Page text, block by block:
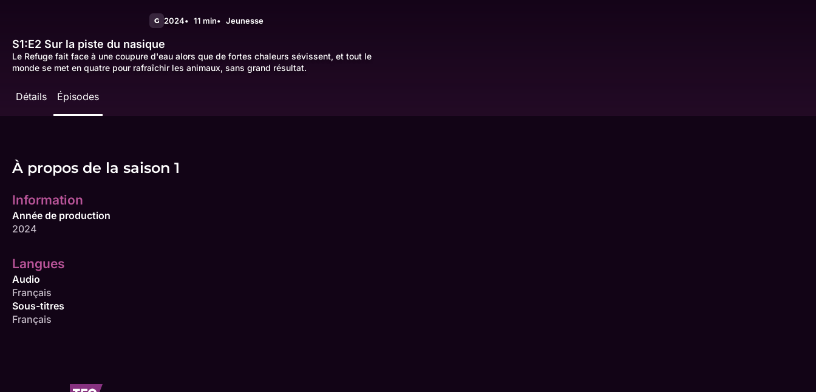
G 2024 11 min Jeunesse
S1:E2 Sur la piste du nasique
Le Refuge fait face à une coupure d'eau alors que de fortes chaleurs sévissent, et tout le
monde se met en quatre pour rafraîchir les animaux, sans grand résultat.
Détails Épisodes
À propos de la saison 1
Information
Année de production
2024
Langues
Audio
Français
Sous-titres
Français